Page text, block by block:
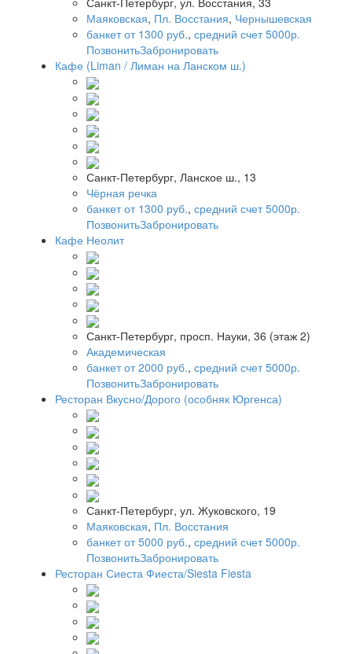
Маяковская, Пл. Восстания, Чернышевская
банкет от 1300 руб., средний счет 5000р.
ПозвонитьЗабронировать
Кафе (Liman / Лиман на Ланском ш.)
Санкт-Петербург, Ланское ш., 13
Чёрная речка
банкет от 1300 руб., средний счет 5000р.
ПозвонитьЗабронировать
Кафе Неолит
Санкт-Петербург, просп. Науки, 36 (этаж 2)
Академическая
банкет от 2000 руб., средний счет 5000р.
ПозвонитьЗабронировать
Ресторан Вкусно/Дорого (особняк Юргенса)
Санкт-Петербург, ул. Жуковского, 19
Маяковская, Пл. Восстания
банкет от 5000 руб., средний счет 5000р.
ПозвонитьЗабронировать
Ресторан Сиеста Фиеста/Siesta Fiesta